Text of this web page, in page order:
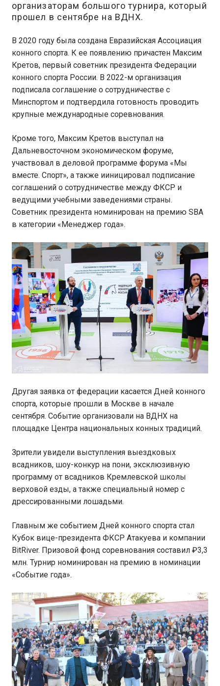
организаторам большого турнира, который
прошел в сентябре на ВДНХ.
В 2020 году была создана Евразийская Ассоциация
конного спорта. К ее появлению причастен Максим
Кретов, первый советник президента Федерации
конного спорта России. В 2022-м организация
подписала соглашение о сотрудничестве с
Минспортом и подтвердила готовность проводить
крупные международные соревнования.
Кроме того, Максим Кретов выступал на
Дальневосточном экономическом форуме,
участвовал в деловой программе форума «Мы
вместе. Спорт», а также ииницировал подписание
соглашений о сотрудничестве между ФКСР и
ведущими учебными заведениями страны.
Советник президента номинирован на премию SBA
в категории «Менеджер года».
Другая заявка от федерации касается Дней конного
спорта, которые прошли в Москве в начале
сентября. Событие организовали на ВДНХ на
площадке Центра национальных конных традиций.
Зрители увидели выступления выездковых
всадников, шоу-конкур на пони, эксклюзивную
программу от всадников Кремлевской школы
верховой езды, а также специальный номер с
дрессированными лошадьми.
Главным же событием Дней конного спорта стал
Кубок вице-президента ФКСР Атакуева и компании
BitRiver. Призовой фонд соревнования составил ₽3,3
млн. Турнир номинирован на премию в номинации
«Событие года».